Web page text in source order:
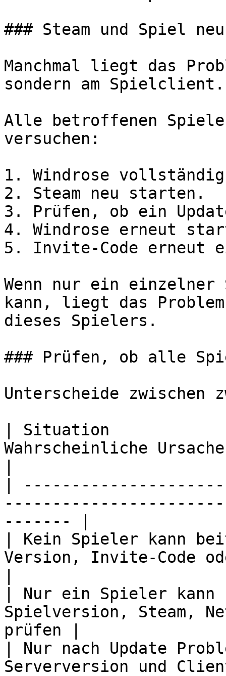
### Steam und Spiel
Manchmal liegt das
sondern am Spielclient.
Alle betroffenen
versuchen:
1. Windrose
2. Steam neu starten.
3. Prüfen, ob ein
4. Windrose erneut
5. Invite-Code erneut
Wenn nur ein
kann, liegt das
dieses Spielers.
### Prüfen, ob alle
Unterscheide zwischen
| Situation
Wahrscheinliche Ursache
|
------- |
| Kein Spieler kann
Version, Invite-Code
| Nur ein Spieler
Spielversion, Steam,
prüfen |
| Nur nach Update
Serverversion und